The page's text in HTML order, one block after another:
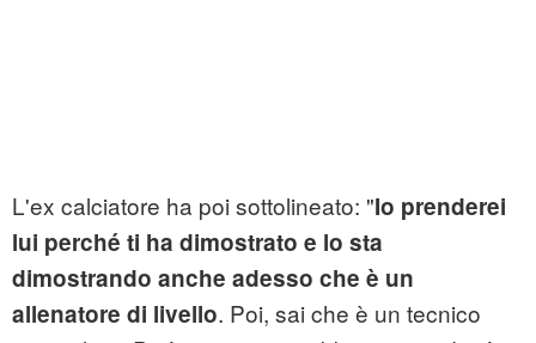
L'ex calciatore ha poi sottolineato: "Io prenderei
lui perché ti ha dimostrato e lo sta
dimostrando anche adesso che è un
allenatore di livello. Poi, sai che è un tecnico